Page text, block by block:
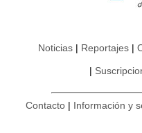
Noticias Reportajes
Contacto Información y